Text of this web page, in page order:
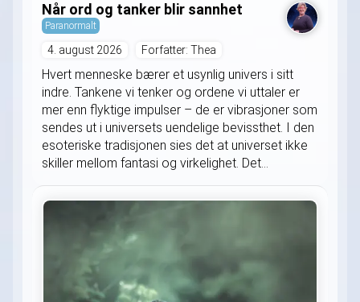
Når ord og tanker blir sannhet
Paranormalt
4. august 2026 Forfatter: Thea
Hvert menneske bærer et usynlig univers i sitt
indre. Tankene vi tenker og ordene vi uttaler er
mer enn flyktige impulser – de er vibrasjoner som
sendes ut i universets uendelige bevissthet. I den
esoteriske tradisjonen sies det at universet ikke
skiller mellom fantasi og virkelighet. Det...